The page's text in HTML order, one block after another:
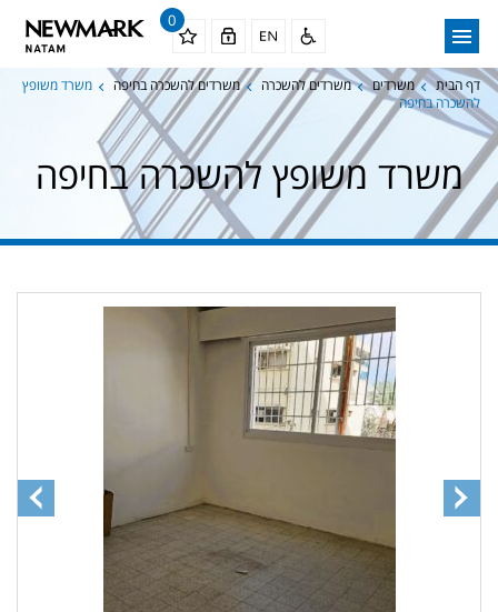
0
דף הבית משרדים משרדים להשכרה משרדים להשכרה בחיפה
משרד משופץ
להשכרה בחיפה
משרד משופץ להשכרה בחיפה